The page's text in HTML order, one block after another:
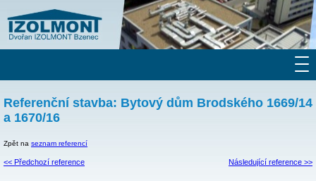
Referenční stavba: Bytový dům Brodského 1669/14
a 1670/16
Zpět na seznam referencí
<< Předchozí reference Následující reference >>